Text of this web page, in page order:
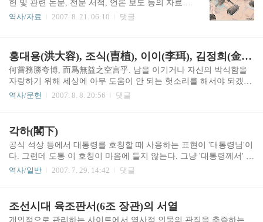
하기에 다른 거처를 찾게 되었고, 그러던 중에 천하 사람들이 면남방
담을 평하여 말하기를, '불로거의 새로운 지평을 연 곳'이라..
헌 및 관련 논문, 전문 서적, 언론 보도 등의 자료를
토대로 제작함.+ 각 감영(監營, 관아)의 상세 배치
2.org/hsb (경조 안내 메뉴 클릭)* 사조 - 경기감영
홈페이지 : http://www.1392.org/ggd (기영 안내 메뉴
클릭)* 사조 - 충청감영 홈페이지 : http://www.1392.
org/ccd (금영 안내 메뉴 클릭)* 사조 - 경상감영 홈
역사/자료 2007. 8. 21. 06:10 댓글
홍대용(洪大容), 조식(曺植), 이이(李珥), 김정희(金正喜) 선생의 글
何嘗務勝夸博, 而爲無益之空言乎. 남을 이기거나 자신의 박식함을
자랑하기 위해 세상에 아무 도움이 안 되는 헛소리를 해서야 되겠는
가. - 출전, 담헌(湛軒) 홍대용(洪大容, 1731-1783)의 『담헌서내집
늘의 이치에 대해 말하고 있는데, 그 행실을 살펴보면 도리어 무지한
사람만 못하다. - 출전, 남명 조식(曺植, 1501-1572)의 『남명집(南冥
集)』 권2. 서(書) - 「어사 오건(吳健)에게 준 글(與吳御史書)」 昔
者, 或問止謗之道, 文中子曰. 莫如自修. 請益, 曰. 無辨. 此言可爲學
者之法. 예전에 어떤 사람이 '남의 훼방을 그치게 하는 방법'을 묻자,
역사/문헌 2007. 8. 8. 20:56 댓글
각하(閣下)
공식 석상 등에서 대통령를 호칭할 때 사용하는 표현이 '대통령님'이
다. 그런데 도통 이 호칭이 마음에 들지 않는다. 그냥 '대통령께서' 정
도로 하면 어감도 좋고 뜻도 충분히 전달되지 않나? 하는 생각이다.
생님 하고 있기에, 대통령에게만 안 붙이면 어딘가 이상한 느낌이 들
어서, 혹은 지나친 격식 파괴라고 생각되어서 '님'을 붙인 것인지는
역사/일반 2007. 7. 29. 14:42 댓글
조선시대 육조판서(6조 장관)의 서열
개인적으로 관리하는 사이트에서 역사적 인물의 관직을 추증하는